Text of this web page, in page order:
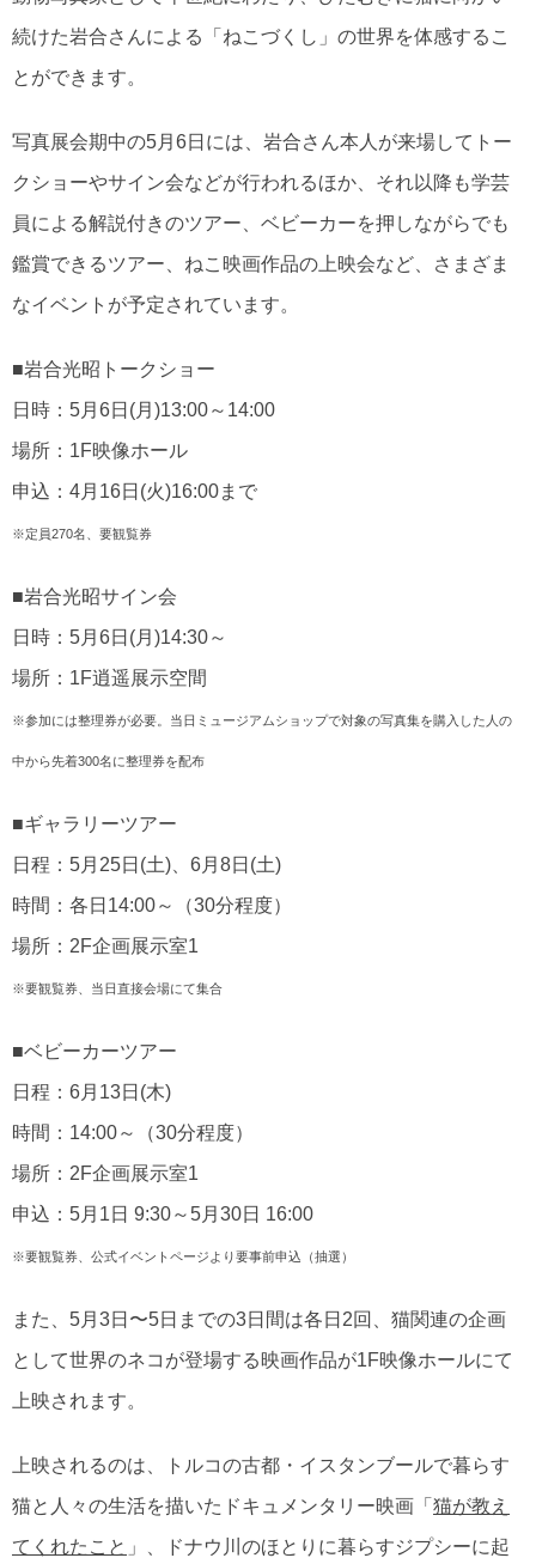
続けた岩合さんによる「ねこづくし」の世界を体感するこ
とができます。
写真展会期中の5月6日には、岩合さん本人が来場してトー
クショーやサイン会などが行われるほか、それ以降も学芸
員による解説付きのツアー、ベビーカーを押しながらでも
鑑賞できるツアー、ねこ映画作品の上映会など、さまざま
なイベントが予定されています。
■岩合光昭トークショー
日時：5月6日(月)13:00～14:00
場所：1F映像ホール
申込：4月16日(火)16:00まで
※定員270名、要観覧券
■岩合光昭サイン会
日時：5月6日(月)14:30～
場所：1F逍遥展示空間
※参加には整理券が必要。当日ミュージアムショップで対象の写真集を購入した人の
中から先着300名に整理券を配布
■ギャラリーツアー
日程：5月25日(土)、6月8日(土)
時間：各日14:00～（30分程度）
場所：2F企画展示室1
※要観覧券、当日直接会場にて集合
■ベビーカーツアー
日程：6月13日(木)
時間：14:00～（30分程度）
場所：2F企画展示室1
申込：5月1日 9:30～5月30日 16:00
※要観覧券、公式イベントページより要事前申込（抽選）
また、5月3日〜5日までの3日間は各日2回、猫関連の企画
として世界のネコが登場する映画作品が1F映像ホールにて
上映されます。
上映されるのは、トルコの古都・イスタンブールで暮らす
猫と人々の生活を描いたドキュメンタリー映画「 猫が教え
てくれたこと 」、ドナウ川のほとりに暮らすジプシーに起